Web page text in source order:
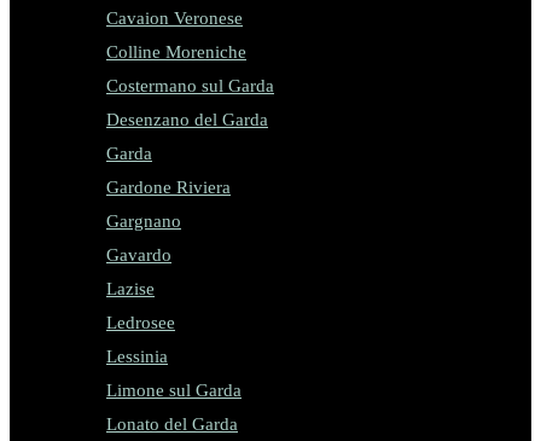
Cavaion Veronese
Colline Moreniche
Costermano sul Garda
Desenzano del Garda
Garda
Gardone Riviera
Gargnano
Gavardo
Lazise
Ledrosee
Lessinia
Limone sul Garda
Lonato del Garda